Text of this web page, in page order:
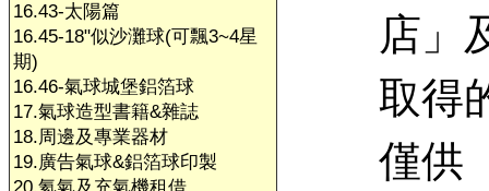
16.43-太陽篇
16.45-18"似沙灘球(可飄3~4星
期)
16.46-氣球城堡鋁箔球
17.氣球造型書籍&雜誌
18.周邊及專業器材
19.廣告氣球&鋁箔球印製
店」
取得
僅供